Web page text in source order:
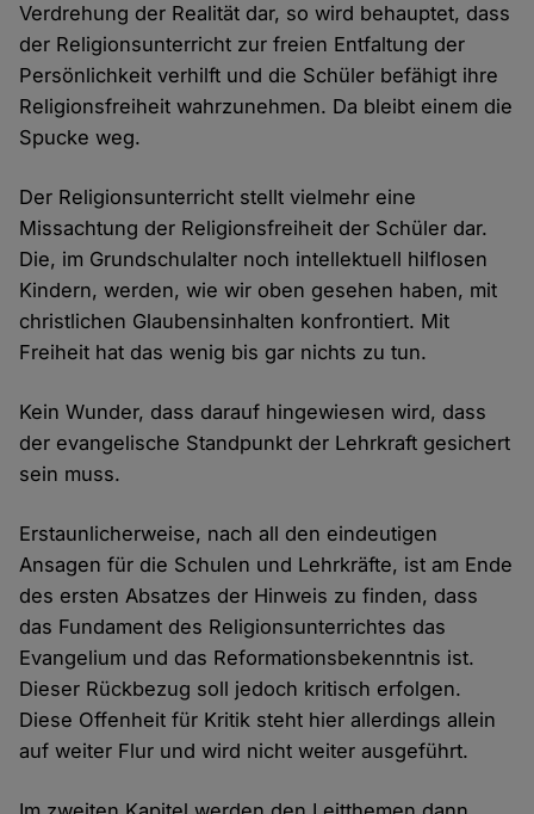
Verdrehung der Realität dar, so wird behauptet, dass
der Religionsunterricht zur freien Entfaltung der
Persönlichkeit verhilft und die Schüler befähigt ihre
Religionsfreiheit wahrzunehmen. Da bleibt einem die
Spucke weg.
Der Religionsunterricht stellt vielmehr eine
Missachtung der Religionsfreiheit der Schüler dar.
Die, im Grundschulalter noch intellektuell hilflosen
Kindern, werden, wie wir oben gesehen haben, mit
christlichen Glaubensinhalten konfrontiert. Mit
Freiheit hat das wenig bis gar nichts zu tun.
Kein Wunder, dass darauf hingewiesen wird, dass
der evangelische Standpunkt der Lehrkraft gesichert
sein muss.
Erstaunlicherweise, nach all den eindeutigen
Ansagen für die Schulen und Lehrkräfte, ist am Ende
des ersten Absatzes der Hinweis zu finden, dass
das Fundament des Religionsunterrichtes das
Evangelium und das Reformationsbekenntnis ist.
Dieser Rückbezug soll jedoch kritisch erfolgen.
Diese Offenheit für Kritik steht hier allerdings allein
auf weiter Flur und wird nicht weiter ausgeführt.